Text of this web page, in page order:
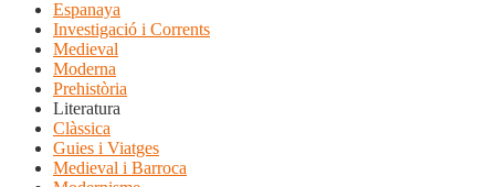
Espanaya
Investigació i Corrents
Medieval
Moderna
Prehistòria
Literatura
Clàssica
Guies i Viatges
Medieval i Barroca